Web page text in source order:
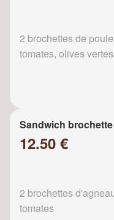
2 brochettes de
tomates, olives vertes
Sandwich
12.50 €
2 brochettes
tomates